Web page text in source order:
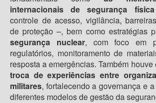
internacionais de segurança física
controle de acesso, vigilância,
de proteção –, bem como estratégias
segurança nuclear, com foco em
regulatórios, monitoramento de
resposta a emergências. Também
troca de experiências entre
militares, fortalecendo a governança e
diferentes modelos de gestão da